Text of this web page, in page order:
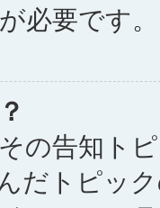
必要です。
の告知ト
だトピッ